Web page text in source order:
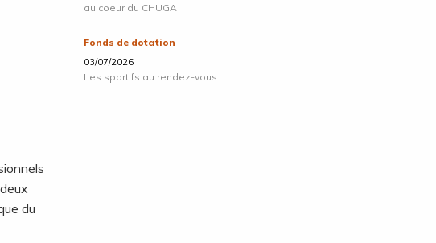
du
au coeur du CHUGA
Fonds de dotation
03/07/2026
Les sportifs au rendez-vous